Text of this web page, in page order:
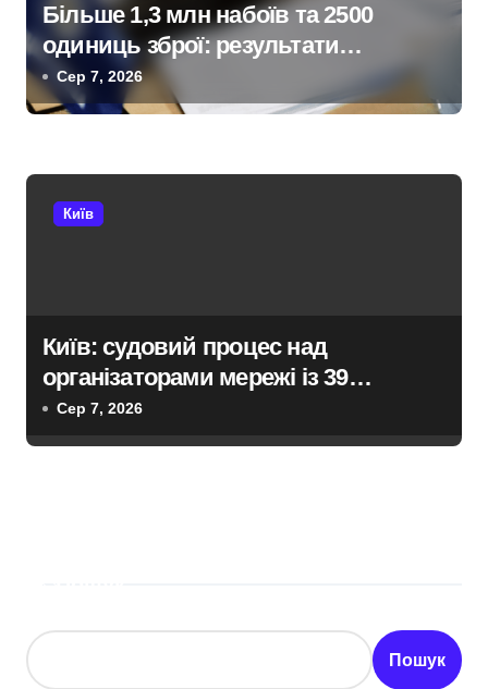
Більше 1,3 млн набоїв та 2500
одиниць зброї: результати
декларування в Києві
Сер 7, 2026
Київ
Київ: судовий процес над
організаторами мережі із 39
нелегальних казино
Сер 7, 2026
Пошук